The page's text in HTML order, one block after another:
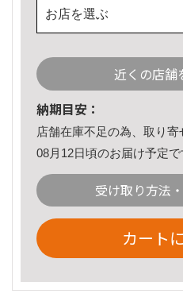
お店を選ぶ
近くの店舗
納期目安：
店舗在庫不足の為、取り寄
08月12日頃のお届け予定で
受け取り方法
カート